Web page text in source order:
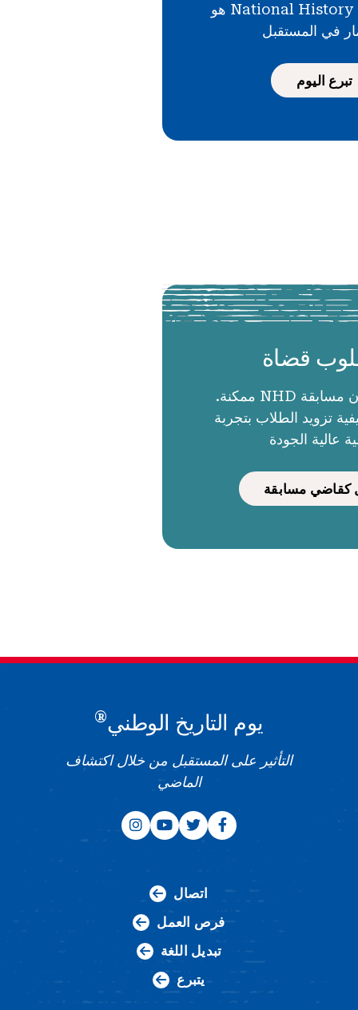
دعمك لـ National History Day هو
في المستقبل
تبرع اليوم
قضاة
الحكام يجعلون مسابقة NHD ممكنة.
تزويد الطلاب بتجربة
عالية الجودة
مسابقة
يوم التاريخ الوطني®
التأثير على المستقبل من خلال اكتشاف
الماضي
اتصال
فرص العمل
تبديل اللغة
يتبرع